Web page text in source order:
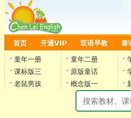
首页 开通VIP 双语早教 泰
童年一册 童年二册
课标版三
原版童话
老鼠男孩
概念版一